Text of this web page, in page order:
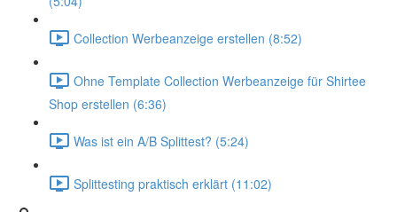
Collection Werbeanzeige erstellen (8:52)
Ohne Template Collection Werbeanzeige für Shirtee
Shop erstellen (6:36)
Was ist ein A/B Splittest? (5:24)
Splittesting praktisch erklärt (11:02)